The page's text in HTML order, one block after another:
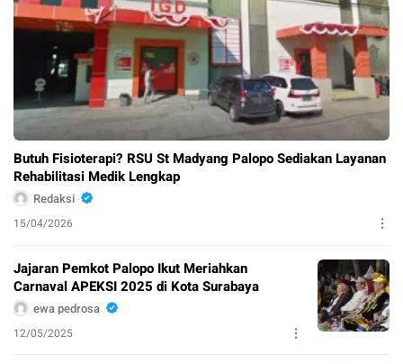
Butuh Fisioterapi? RSU St Madyang Palopo Sediakan Layanan
Rehabilitasi Medik Lengkap
Redaksi
15/04/2026
Jajaran Pemkot Palopo Ikut Meriahkan
Carnaval APEKSI 2025 di Kota Surabaya
ewa pedrosa
12/05/2025